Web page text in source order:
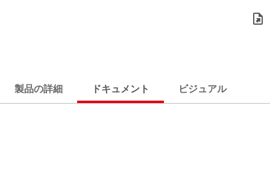
製品の詳細 ドキュメント ビジュアル